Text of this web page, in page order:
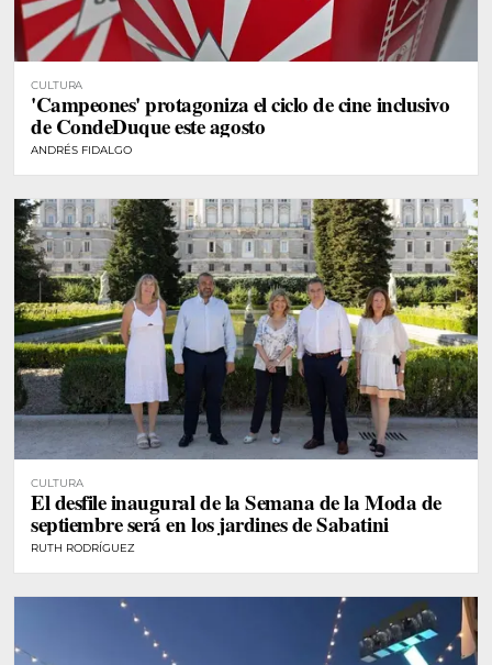
CULTURA
'Campeones' protagoniza el ciclo de cine inclusivo
de CondeDuque este agosto
ANDRÉS FIDALGO
CULTURA
El desfile inaugural de la Semana de la Moda de
septiembre será en los jardines de Sabatini
RUTH RODRÍGUEZ